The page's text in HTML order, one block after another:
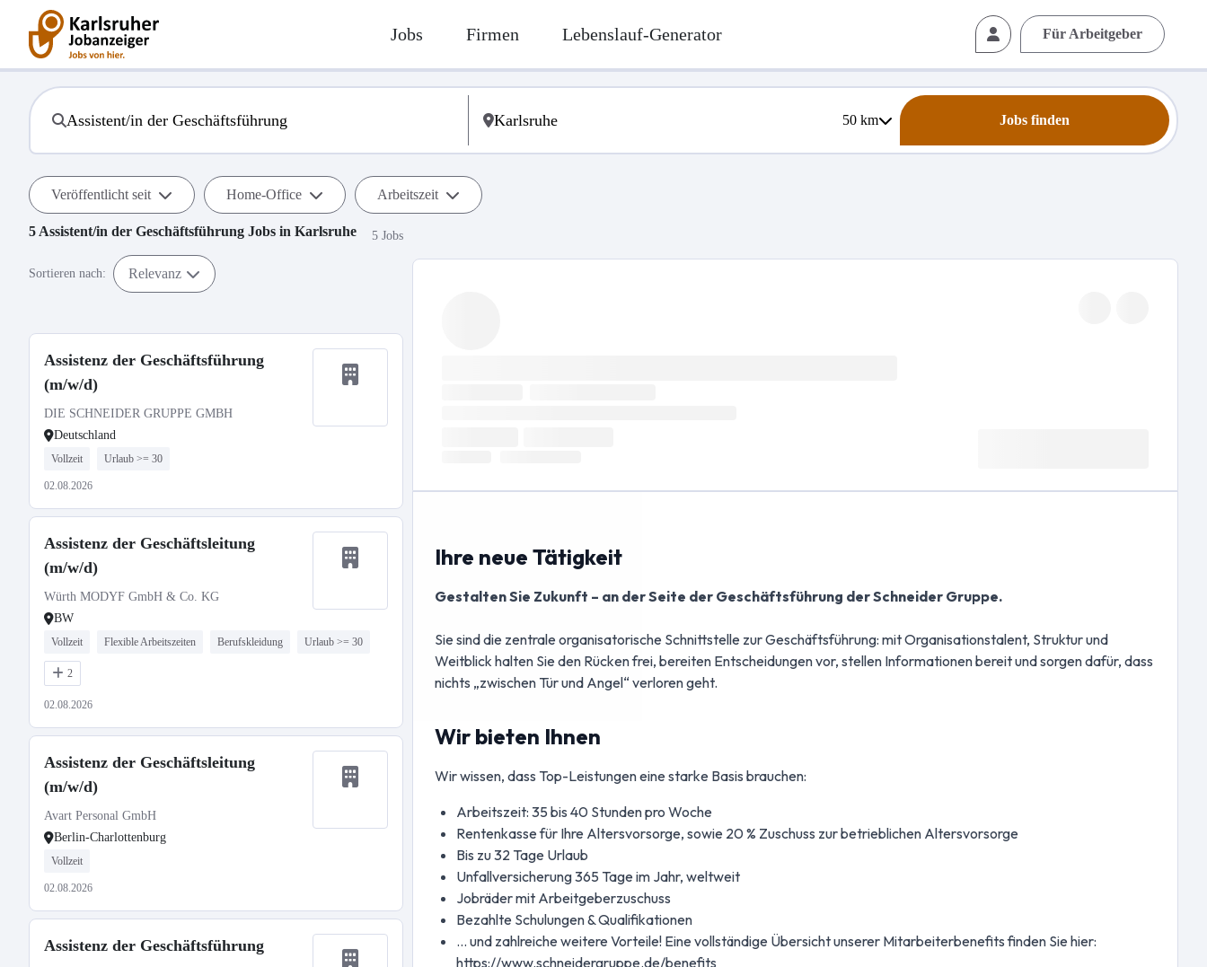
Jobs Firmen Lebenslauf-Generator Für Arbeitgeber
50km Jobs finden
Veröffentlicht seit Home-Office Arbeitszeit
5 Assistent/in der Geschäftsführung Jobs in Karlsruhe 5 Jobs
Sortieren nach: Relevanz
Assistenz der Geschäftsführung
(m/w/d)
DIE SCHNEIDER GRUPPE GMBH
Deutschland
Vollzeit Urlaub >= 30
02.08.2026
Assistenz der Geschäftsleitung
(m/w/d)
Würth MODYF GmbH & Co. KG
BW
Vollzeit Flexible Arbeitszeiten Berufskleidung Urlaub >= 30
2
02.08.2026
Assistenz der Geschäftsleitung
(m/w/d)
Avart Personal GmbH
Berlin-Charlottenburg
Vollzeit
02.08.2026
Assistenz der Geschäftsführung